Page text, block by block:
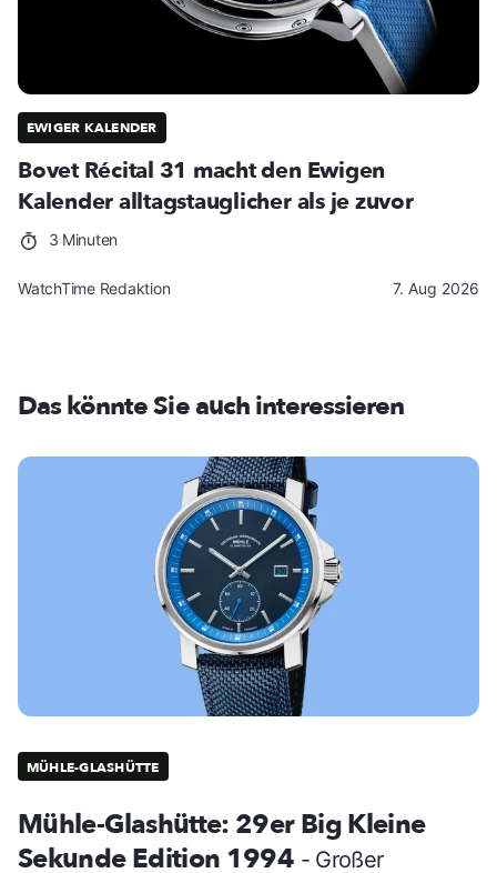
EWIGER KALENDER
Bovet Récital 31 macht den Ewigen
Kalender alltagstauglicher als je zuvor
3 Minuten
WatchTime Redaktion 7. Aug 2026
Das könnte Sie auch interessieren
MÜHLE-GLASHÜTTE
Mühle-Glashütte: 29er Big Kleine
Sekunde Edition 1994 - Großer